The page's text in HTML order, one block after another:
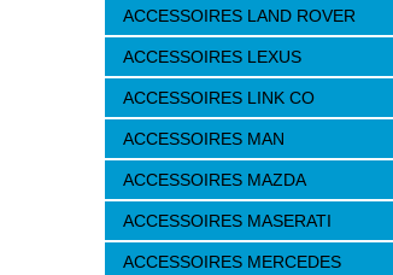
ACCESSOIRES LAND ROVER
ACCESSOIRES LEXUS
ACCESSOIRES LINK CO
ACCESSOIRES MAN
ACCESSOIRES MAZDA
ACCESSOIRES MASERATI
ACCESSOIRES MERCEDES